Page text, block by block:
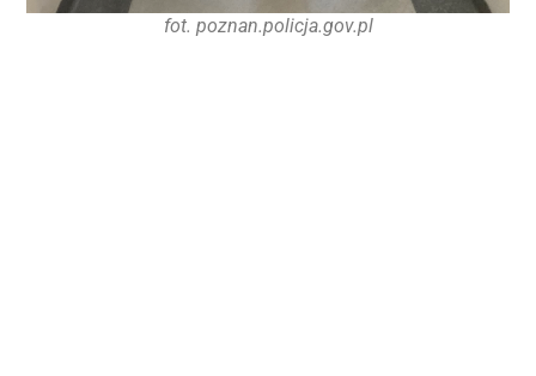
fot. poznan.policja.gov.pl